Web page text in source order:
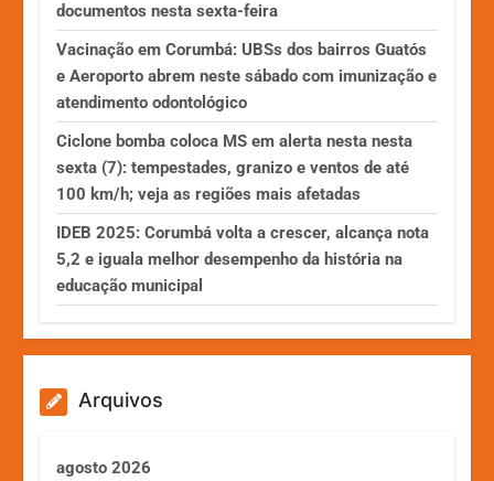
documentos nesta sexta-feira
Vacinação em Corumbá: UBSs dos bairros Guatós
e Aeroporto abrem neste sábado com imunização e
atendimento odontológico
Ciclone bomba coloca MS em alerta nesta nesta
sexta (7): tempestades, granizo e ventos de até
100 km/h; veja as regiões mais afetadas
IDEB 2025: Corumbá volta a crescer, alcança nota
5,2 e iguala melhor desempenho da história na
educação municipal
Arquivos
agosto 2026